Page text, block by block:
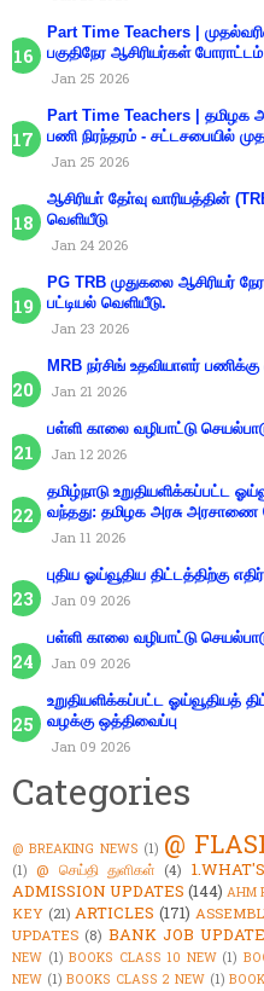
Part Time Teachers |
பகுதிநேர ஆசிரியர்கள்
Jan 25 2026
Part Time Teachers | தமிழக
பணி நிரந்தரம் - சட்டசபையில்
Jan 25 2026
ஆசிரியா் தோ்வு வாரியத்தின்
வெளியீடு
Jan 24 2026
PG TRB முதுகலை ஆசிரியர்
பட்டியல் வெளியீடு.
Jan 23 2026
MRB நர்சிங் உதவியாளர்
Jan 21 2026
பள்ளி காலை வழிபாட்டு
Jan 12 2026
தமிழ்நாடு உறுதியளிக்கப்பட்ட
வந்தது: தமிழக அரசு அரசாணை
Jan 11 2026
புதிய ஓய்வூதிய திட்டத்திற்கு
Jan 09 2026
பள்ளி காலை வழிபாட்டு
Jan 09 2026
உறுதியளிக்கப்பட்ட ஓய்வூதியத்
வழக்கு ஒத்திவைப்பு
Jan 09 2026
Categories
@ BREAKING NEWS (1) @
(1) @ செய்தி துளிகள் (4)
ADMISSION UPDATES (144) AHM
KEY (21) ARTICLES (171)
UPDATES (8) BANK JOB
NEW (1) BOOKS CLASS 10 NEW (1)
NEW (1) BOOKS CLASS 2 NEW (1)